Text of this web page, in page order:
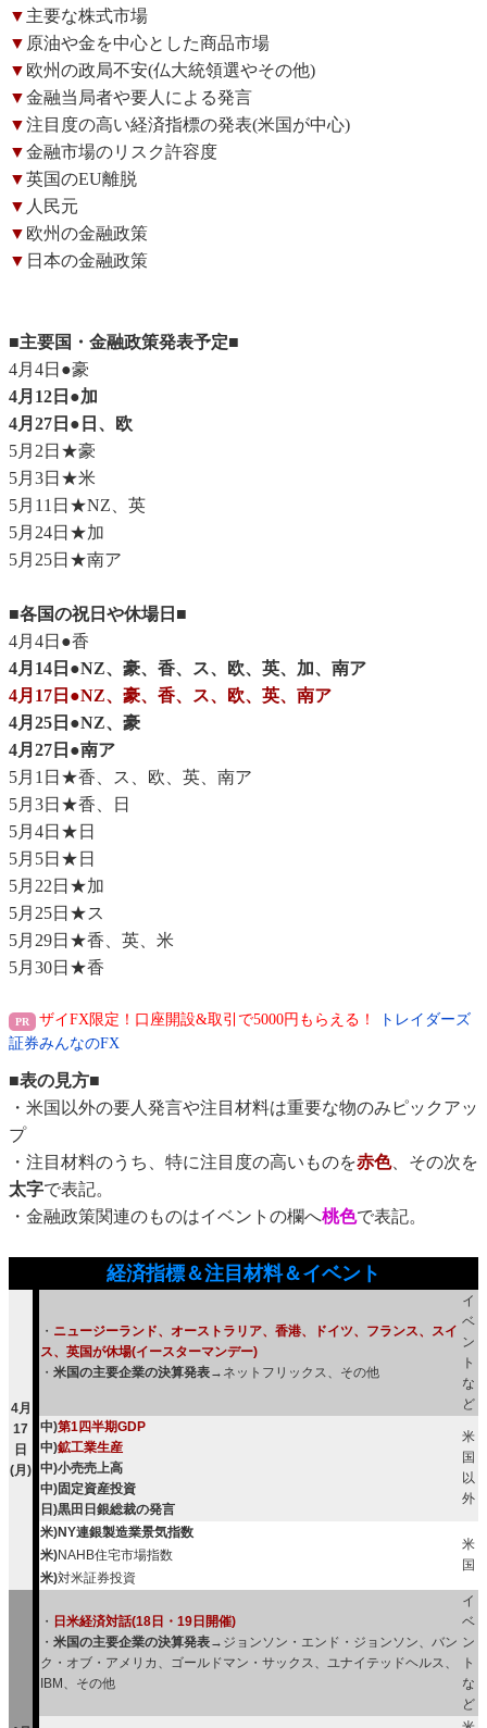
▼ 主要な株式市場
▼ 原油や金を中心とした商品市場
▼ 欧州の政局不安(仏大統領選やその他)
▼金融当局者や要人による発言
▼注目度の高い経済指標の発表(米国が中心)
▼金融市場のリスク許容度
▼英国のEU離脱
▼ 人民元
▼ 欧州の金融政策
▼ 日本の金融政策
■主要国・金融政策発表予定■
4月4日●豪
4月12日●加
4月27日●日、欧
5月2日★豪
5月3日★米
5月11日★NZ、英
5月24日★加
5月25日★南ア
■各国の祝日や休場日■
4月4日●香
4月14日●NZ、豪、香、ス、欧、英、加、南ア
4月17日●NZ、豪、香、ス、欧、英、南ア
4月25日●NZ、豪
4月27日●南ア
5月1日★香、ス、欧、英、南ア
5月3日★香、日
5月4日★日
5月5日★日
5月22日★加
5月25日★ス
5月29日★香、英、米
5月30日★香
ザイFX限定！口座開設&取引で5000円もらえる！
トレイダーズ
証券みんなのFX
■表の見方■
・米国以外の要人発言や注目材料は重要な物のみピックアッ
プ
・注目材料のうち、特に注目度の高いものを赤色、その次を
太字で表記。
・金融政策関連のものはイベントの欄へ桃色で表記。
経済指標＆注目材料＆イベント
4月
17
日
(月)
・ ニュージーランド、オーストラリア、香港、ドイツ、フランス、スイ
ス、英国が休場(イースターマンデー)
・ 米国の主要企業の決算発表→ネットフリックス、その他
イ
ベ
ン
ト
な
ど
中)第1四半期GDP
中)鉱工業生産
中)小売売上高
中)固定資産投資
日)黒田日銀総裁の発言
米
国
以
外
米)NY連銀製造業景気指数
米
国
米)NAHB住宅市場指数
米)対米証券投資
・ 日米経済対話(18日・19日開催)
・ 米国の主要企業の決算発表→ジョンソン・エンド・ジョンソン、バン
ク・オブ・アメリカ、ゴールドマン・サックス、ユナイテッドヘルス、
IBM、その他
イ
ベ
ン
ト
な
ど